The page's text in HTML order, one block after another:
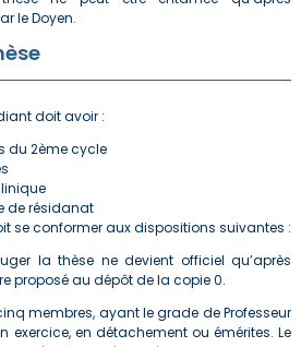
le Doyen.
doit avoir :
du 2ème cycle
de résidanat
se conformer aux dispositions suivantes :
la thèse ne devient officiel qu’après
proposé au dépôt de la copie 0.
membres, ayant le grade de Professeur
exercice, en détachement ou émérites. Le